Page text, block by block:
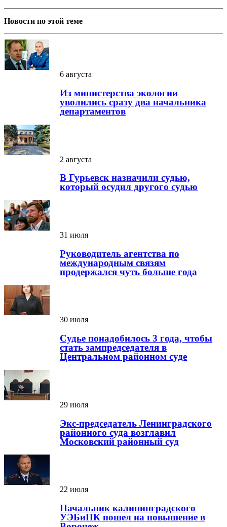
Новости по этой теме
6 августа
Из министерства экологии
уволились сразу два начальника
департаментов
2 августа
В Гурьевск назначили судью,
который осудил другого судью
31 июля
Руководитель агентства по
международным связям
продержался чуть больше года
30 июля
Судье понадобилось 3 года, чтобы
стать зампредседателя в
Центральном районном суде
29 июля
Экс-председатель Ленинградского
районного суда возглавил
Московский районный суд
22 июля
Начальник калининградского
УЭБиПК пошел на повышение в